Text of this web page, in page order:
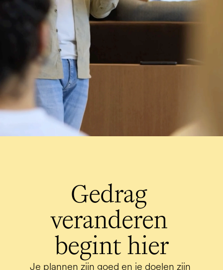
Gedrag
veranderen
begint hier
Je plannen zijn goed en je doelen zijn